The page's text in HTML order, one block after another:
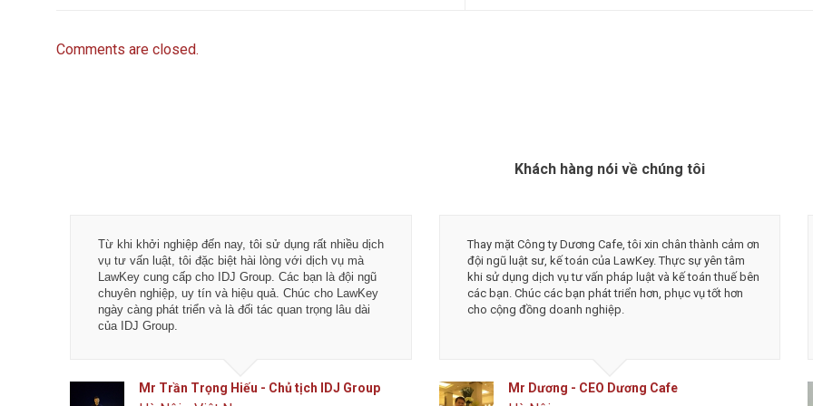
Comments are closed.
Khách hàng nói về chúng tôi
Công ty Dương Cafe, tôi xin chân thành cảm ơn
sư, kế toán của LawKey. Thực sự yên tâm
dịch vụ tư vấn pháp luật và kế toán thuế bên
các bạn phát triển hơn, phục vụ tốt hơn
đồng doanh nghiệp.
Dương - CEO Dương Cafe
Tôi đã trải nghiệm nhiều dịch vụ luật sư trong quá trình
kinh doanh của mình, nhưng thực sự an tâm và hài
lòng khi làm bắt đầu làm việc với các bạn LawKey: Các
bạn trẻ làm việc rất Nhanh - Chuẩn - Chính xác - Hiệu
quả - Đáng tin cậy. Chúc các bạn phát triển hơn nữa.
Mr Tiến - Founder & CEO SATC JSC
Tôi rất hài lòng về chất
Chìa khóa pháp luật. Các
chuyên gia kế toán và tư
lĩnh với nghề nghiệp.
Anh Toản - CTO